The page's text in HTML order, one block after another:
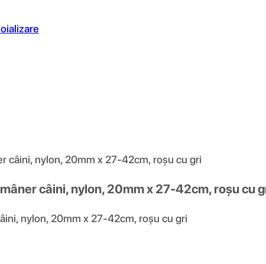
câini, nylon, 20mm x 27-42cm, roșu cu gri
câini, nylon, 20mm x 27-42cm, roșu cu